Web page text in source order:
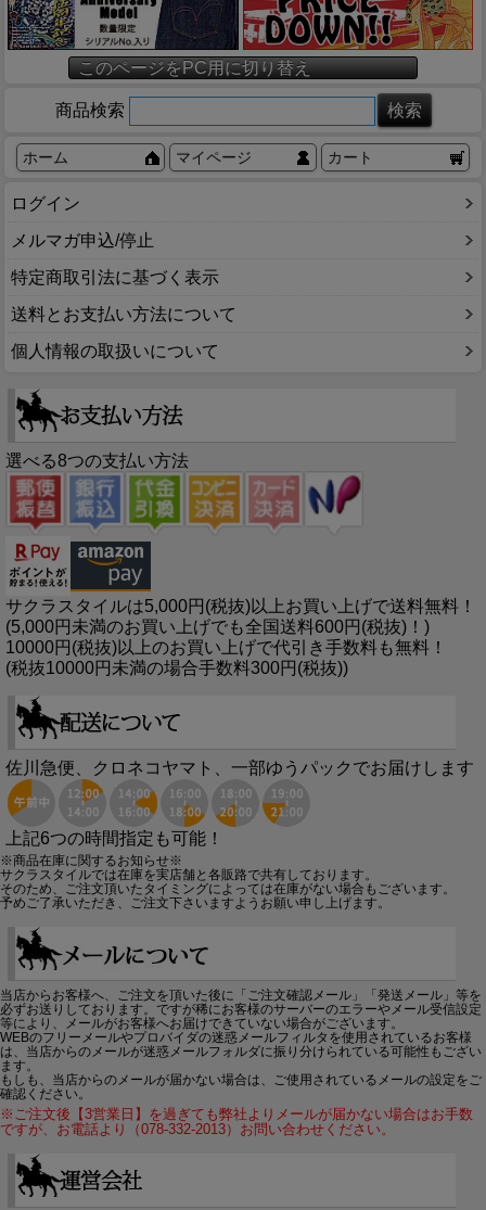
このページをPC用に切り替え
商品検索
ホーム マイページ カート
ログイン
メルマガ申込/停止
特定商取引法に基づく表示
送料とお支払い方法について
個人情報の取扱いについて
選べる8つの支払い方法
サクラスタイルは5,000円(税抜)以上お買い上げで送料無料！
(5,000円未満のお買い上げでも全国送料600円(税抜)！)
10000円(税抜)以上のお買い上げで代引き手数料も無料！
(税抜10000円未満の場合手数料300円(税抜))
佐川急便、クロネコヤマト、一部ゆうパックでお届けします
上記6つの時間指定も可能！
※商品在庫に関するお知らせ※
サクラスタイルでは在庫を実店舗と各販路で共有しております。
そのため、ご注文頂いたタイミングによっては在庫がない場合もございます。
予めご了承いただき、ご注文下さいますようお願い申し上げます。
当店からお客様へ、ご注文を頂いた後に「ご注文確認メール」「発送メール」等を
必ずお送りしております。ですが稀にお客様のサーバーのエラーやメール受信設定
等により、メールがお客様へお届けできていない場合がございます。
WEBのフリーメールやプロバイダの迷惑メールフィルタを使用されているお客様
は、当店からのメールが迷惑メールフォルダに振り分けられている可能性もござい
ます。
もしも、当店からのメールが届かない場合は、ご使用されているメールの設定をご
確認ください。
※ご注文後【3営業日】を過ぎても弊社よりメールが届かない場合はお手数
ですが、お電話より（078-332-2013）お問い合わせください。